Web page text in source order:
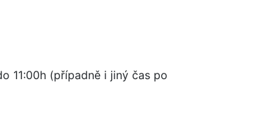
11:00h (případně i jiný čas po